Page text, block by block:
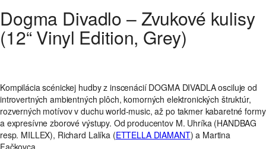
Dogma Divadlo – Zvukové kulisy
(12“ Vinyl Edition, Grey)
Kompilácia scénickej hudby z inscenácií DOGMA DIVADLA osciluje od
introvertných ambientných plôch, komorných elektronických štruktúr,
rozverných motívov v duchu world-music, až po takmer kabaretné formy
a expresívne zborové výstupy. Od producentov M. Uhríka (HANDBAG
resp. MILLEX), Richard Lalíka (ETTELLA DIAMANT) a Martina
Fačkovca.